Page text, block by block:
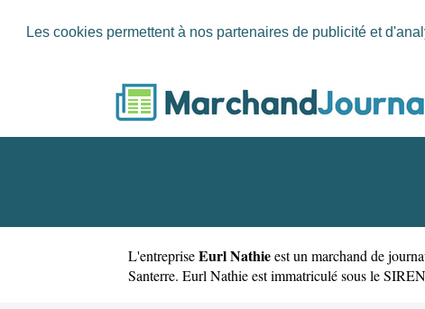
Les cookies permettent à nos partenaires de publicité et
L'entrepriseEurl Nathieest un marchand de
Santerre. Eurl Nathie est immatriculé sous le